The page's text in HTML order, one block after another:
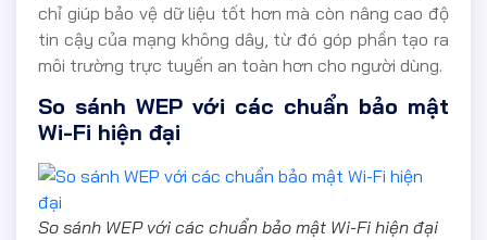
chỉ giúp bảo vệ dữ liệu tốt hơn mà còn nâng cao độ
tin cậy của mạng không dây, từ đó góp phần tạo ra
môi trường trực tuyến an toàn hơn cho người dùng.
So sánh WEP với các chuẩn bảo mật
Wi-Fi hiện đại
So sánh WEP với các chuẩn bảo mật Wi-Fi hiện đại